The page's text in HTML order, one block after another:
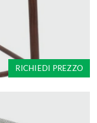
RICHIEDI PREZZO